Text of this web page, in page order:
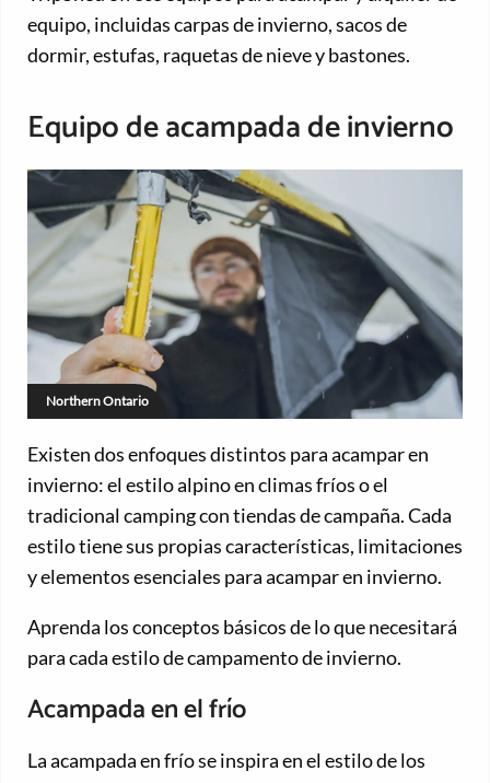
equipo, incluidas carpas de invierno, sacos de
dormir, estufas, raquetas de nieve y bastones.
Equipo de acampada de invierno
Northern Ontario
Existen dos enfoques distintos para acampar en
invierno: el estilo alpino en climas fríos o el
tradicional camping con tiendas de campaña. Cada
estilo tiene sus propias características, limitaciones
y elementos esenciales para acampar en invierno.
Aprenda los conceptos básicos de lo que necesitará
para cada estilo de campamento de invierno.
Acampada en el frío
La acampada en frío se inspira en el estilo de los